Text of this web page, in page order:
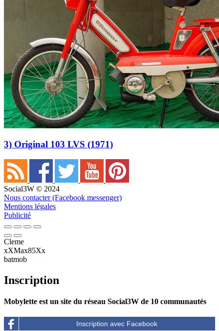
3) Original 103 LVS (1971)
Social3W © 2024
Nous contacter (Facebook messenger)
Mentions légales
Publicité
Cleme
xXMax85Xx
batmob
Inscription
Mobylette est un site du réseau Social3W de 10 communautés